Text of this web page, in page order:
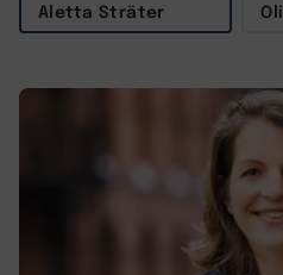
Aletta Sträter